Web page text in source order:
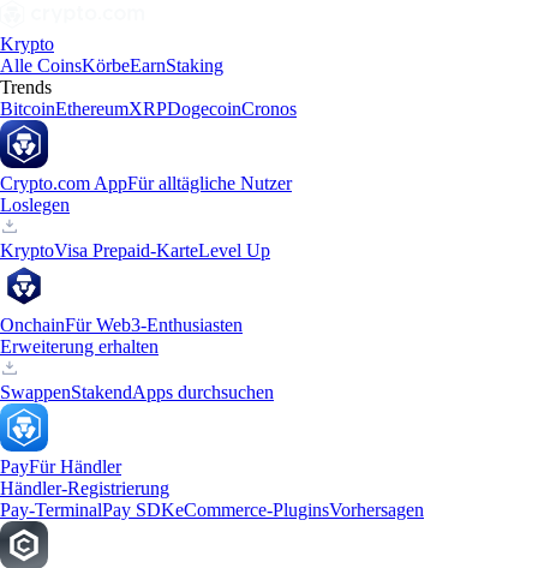
Krypto
Alle CoinsKörbeEarnStaking
Trends
BitcoinEthereumXRPDogecoinCronos
Crypto.com AppFür alltägliche Nutzer
Loslegen
KryptoVisa Prepaid-KarteLevel Up
OnchainFür Web3-Enthusiasten
Erweiterung erhalten
SwappenStakendApps durchsuchen
PayFür Händler
Händler-Registrierung
Pay-TerminalPay SDKeCommerce-PluginsVorhersagen